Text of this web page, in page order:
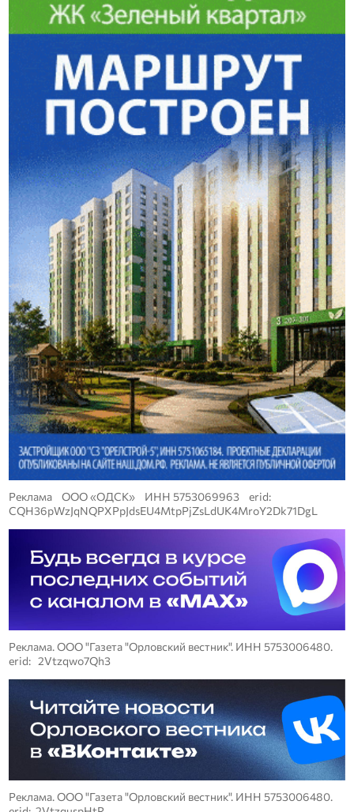
Реклама ООО «ОДСК» ИНН 5753069963 erid:
CQH36pWzJqNQPXPpJdsEU4MtpPjZsLdUK4MroY2Dk71DgL
Реклама. ООО "Газета "Орловский вестник". ИНН 5753006480.
erid: 2Vtzqwo7Qh3
Реклама. ООО "Газета "Орловский вестник". ИНН 5753006480.